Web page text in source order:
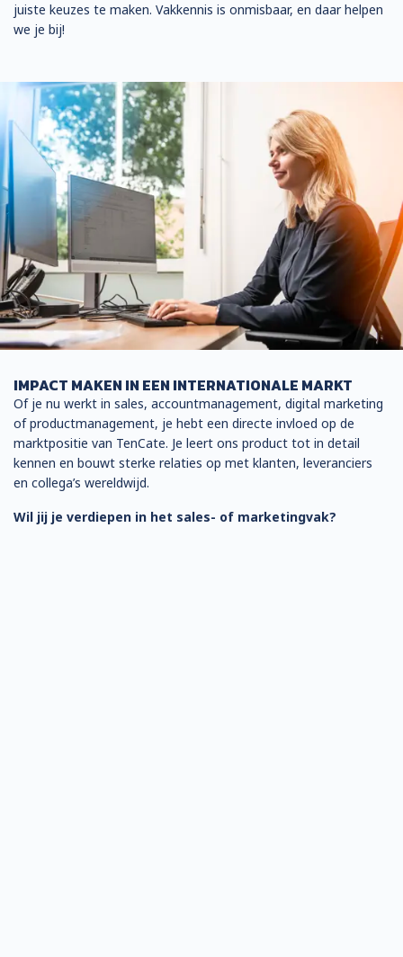
juiste keuzes te maken. Vakkennis is onmisbaar, en daar helpen
we je bij!
IMPACT MAKEN IN EEN INTERNATIONALE MARKT
Of je nu werkt in sales, accountmanagement, digital marketing
of productmanagement, je hebt een directe invloed op de
marktpositie van TenCate. Je leert ons product tot in detail
kennen en bouwt sterke relaties op met klanten, leveranciers
en collega’s wereldwijd.
Wil jij je verdiepen in het sales- of marketingvak?